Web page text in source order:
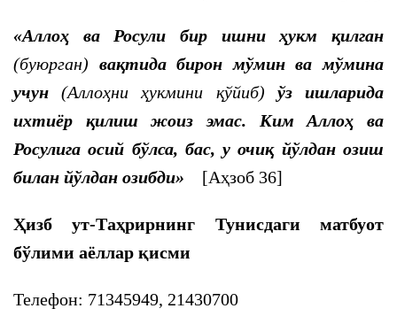
«Аллоҳ ва Росули бир ишни ҳукм қилган
(буюрган) вақтида бирон мўмин ва мўмина
учун(Аллоҳни ҳукмини қўйиб) ўз ишларида
ихтиёр қилиш жоиз эмас. Ким Аллоҳ ва
Росулига осий бўлса, бас, у очиқ йўлдан озиш
билан йўлдан озибди» [Аҳзоб 36]
Ҳизб ут-Таҳрирнинг Тунисдаги матбуот
бўлими аёллар қисми
Телефон: 71345949, 21430700